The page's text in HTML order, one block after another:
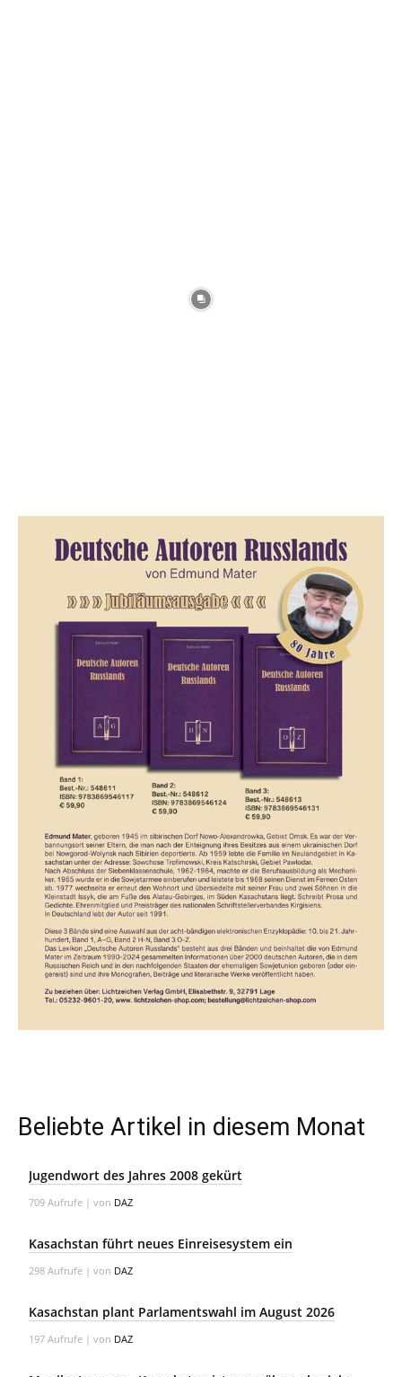
Beliebte Artikel in diesem Monat
Jugendwort des Jahres 2008 gekürt
709 Aufrufe | von DAZ
Kasachstan führt neues Einreisesystem ein
298 Aufrufe | von DAZ
Kasachstan plant Parlamentswahl im August 2026
197 Aufrufe | von DAZ